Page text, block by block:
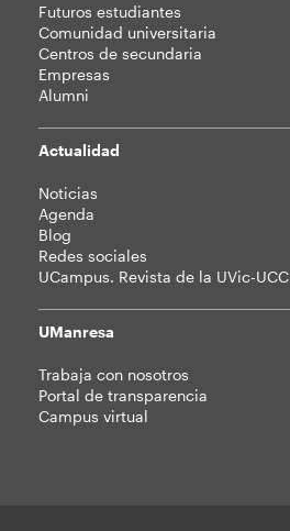
Futuros estudiantes
Comunidad universitaria
Centros de secundaria
Empresas
Alumni
Actualidad
Noticias
Agenda
Blog
Redes sociales
UCampus. Revista de la UVic-UCC
UManresa
Trabaja con nosotros
Portal de transparencia
Campus virtual